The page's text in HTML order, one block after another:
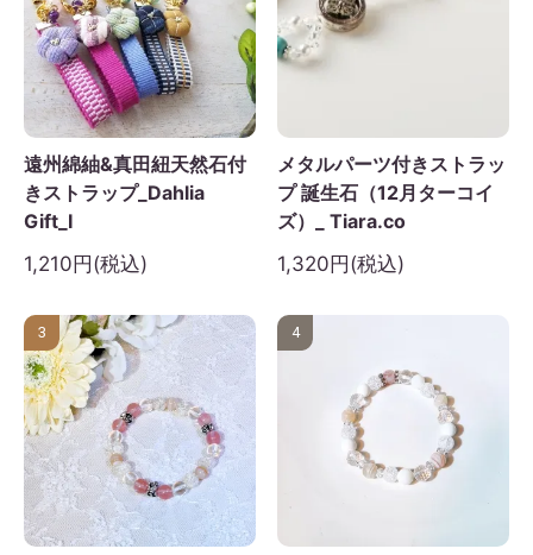
遠州綿紬&真田紐天然石付
きストラップ_Dahlia
Gift_I
1,210円(税込)
メタルパーツ付きストラッ
プ 誕生石（12月ターコイ
ズ）_ Tiara.co
1,320円(税込)
3 4